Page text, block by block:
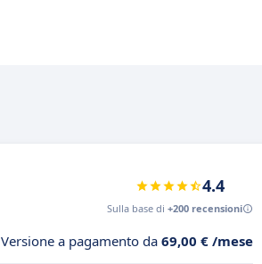
4.4
Sulla base di +200 recensioni
Versione a pagamento da 69,00 € /mese